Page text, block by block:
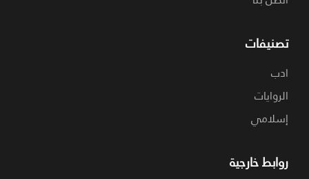
تصنيفات
ادب
الروايات
إسلامي
روابط خارجية